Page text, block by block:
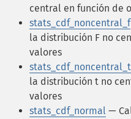
central en función de
stats_cdf_noncentral_f
la distribución F no
valores
stats_cdf_noncentral_t
la distribución t no
valores
stats_cdf_normal —